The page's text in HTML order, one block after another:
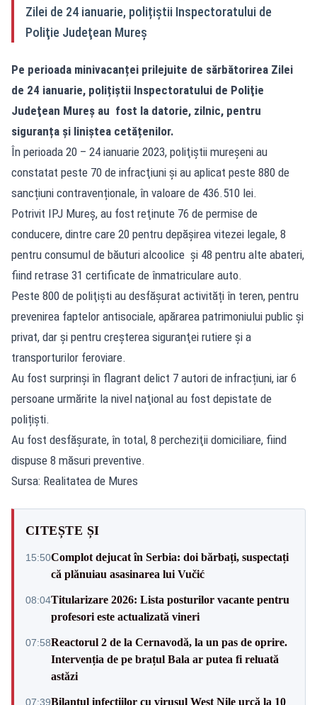
Zilei de 24 ianuarie, polițiștii Inspectoratului de
Poliţie Judeţean Mureş
Pe perioada minivacanței prilejuite de sărbătorirea Zilei
de 24 ianuarie, polițiștii Inspectoratului de Poliţie
Judeţean Mureş au fost la datorie, zilnic, pentru
siguranța și liniștea cetățenilor.
În perioada 20 – 24 ianuarie 2023, poliţiştii mureşeni au
constatat peste 70 de infracţiuni şi au aplicat peste 880 de
sancțiuni contravenționale, în valoare de 436.510 lei.
Potrivit IPJ Mureș, au fost reţinute 76 de permise de
conducere, dintre care 20 pentru depăşirea vitezei legale, 8
pentru consumul de băuturi alcoolice şi 48 pentru alte abateri,
fiind retrase 31 certificate de înmatriculare auto.
Peste 800 de poliţişti au desfășurat activități în teren, pentru
prevenirea faptelor antisociale, apărarea patrimoniului public şi
privat, dar și pentru creşterea siguranţei rutiere şi a
transporturilor feroviare.
Au fost surprinși în flagrant delict 7 autori de infracțiuni, iar 6
persoane urmărite la nivel naţional au fost depistate de
polițişti.
Au fost desfăşurate, în total, 8 percheziţii domiciliare, fiind
dispuse 8 măsuri preventive.
Sursa: Realitatea de Mures
CITEȘTE ȘI
15:50Complot dejucat în Serbia: doi bărbați, suspectați
că plănuiau asasinarea lui Vučić
08:04Titularizare 2026: Lista posturilor vacante pentru
profesori este actualizată vineri
07:58Reactorul 2 de la Cernavodă, la un pas de oprire.
Intervenția de pe brațul Bala ar putea fi reluată
astăzi
07:39Bilanțul infecțiilor cu virusul West Nile urcă la 10